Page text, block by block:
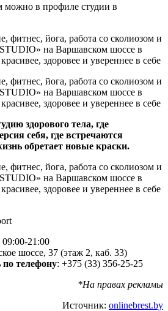
можно в профиле студии в
здорового тела, где
себя, где встречаются
обретает новые краски.
21:00
шоссе, 37 (этаж 2, каб. 33)
по телефону: +375 (33) 356-25-25
*На правах рекламы
Источник: onlinebrest.by